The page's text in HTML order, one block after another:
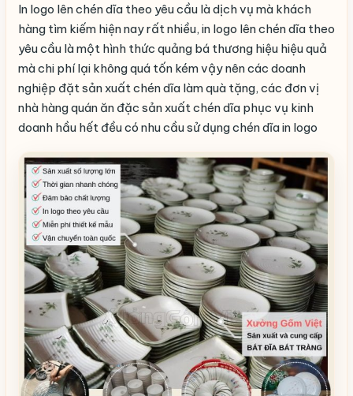
In logo lên chén dĩa theo yêu cầu là dịch vụ mà khách
hàng tìm kiếm hiện nay rất nhiều, in logo lên chén dĩa theo
yêu cầu là một hình thức quảng bá thương hiệu hiệu quả
mà chi phí lại không quá tốn kém vậy nên các doanh
nghiệp đặt sản xuất chén dĩa làm quà tặng, các đơn vị
nhà hàng quán ăn đặc sản xuất chén dĩa phục vụ kinh
doanh hầu hết đều có nhu cầu sử dụng chén dĩa in logo